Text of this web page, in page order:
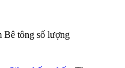
Bê tông số lượng